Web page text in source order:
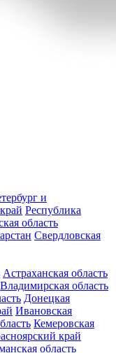
и
Республика
область
Свердловская
Астраханская область
Владимирская область
Донецкая
Ивановская
Кемеровская
край
область